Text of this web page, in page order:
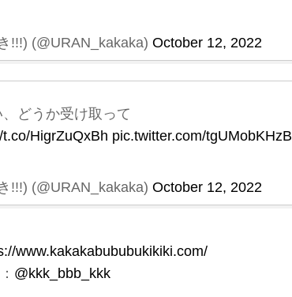
!!!) (@URAN_kakaka) October 12, 2022
どうか受け取って
t.co/HigrZuQxBh pic.twitter.com/tgUMobKHzB
!!!) (@URAN_kakaka) October 12, 2022
www.kakakabububukikiki.com/
@kkk_bbb_kkk